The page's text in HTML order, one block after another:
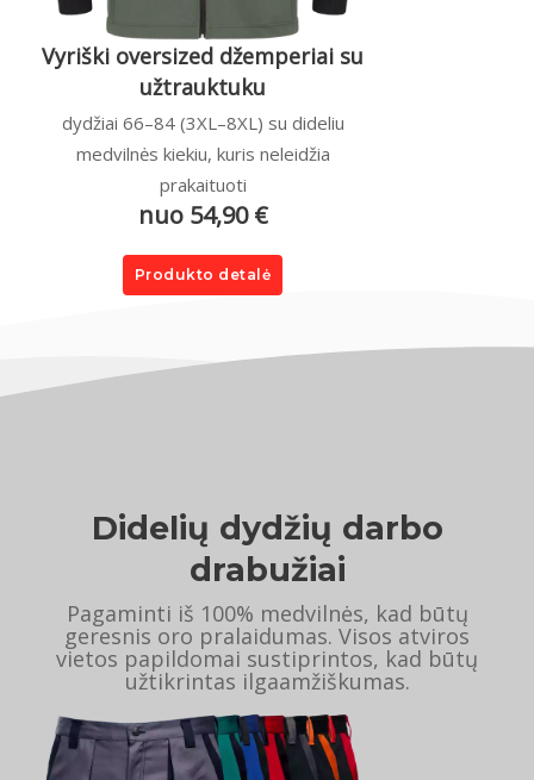
Vyriški oversized džemperiai su
užtrauktuku
dydžiai 66–84 (3XL–8XL) su dideliu
medvilnės kiekiu, kuris neleidžia
prakaituoti
nuo 54,90 €
Produkto detalė
Didelių dydžių darbo
drabužiai
Pagaminti iš 100% medvilnės, kad būtų
geresnis oro pralaidumas. Visos atviros
vietos papildomai sustiprintos, kad būtų
užtikrintas ilgaamžiškumas.